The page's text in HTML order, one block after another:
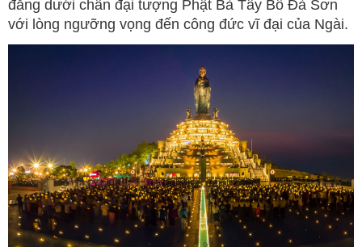
đăng dưới chân đại tượng Phật Bà Tây Bổ Đà Sơn
với lòng ngưỡng vọng đến công đức vĩ đại của Ngài.